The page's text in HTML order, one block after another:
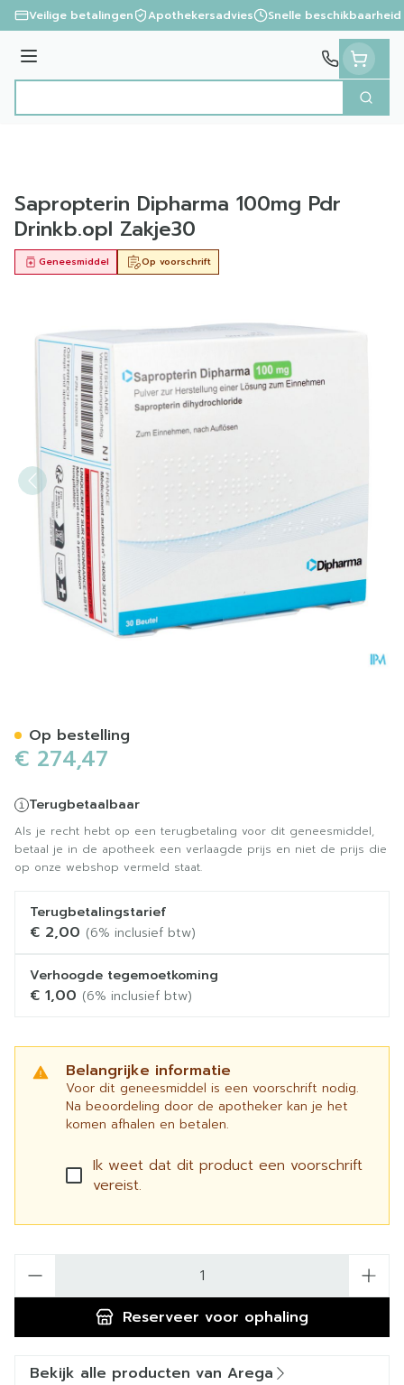
Ga naar de inhoud
Veilige betalingen Apothekersadvies Snelle beschikbaarheid
Menu
Zoek
Sapropterin Dipharma 100mg Pdr
Drinkb.opl Zakje30
Op voorschrift
Geneesmiddel
€ 274,47
Terugbetaalbaar
Als je recht hebt op een terugbetaling voor dit geneesmiddel,
betaal je in de apotheek een verlaagde prijs en niet de prijs die
op onze webshop vermeld staat.
Terugbetalingstarief
€ 2,00 (6% inclusief btw)
Verhoogde tegemoetkoming
€ 1,00 (6% inclusief btw)
Belangrijke informatie
Voor dit geneesmiddel is een voorschrift nodig.
Na beoordeling door de apotheker kan je het
komen afhalen en betalen.
Ik weet dat dit product een voorschrift
vereist.
Reserveer voor ophaling
Op bestelling
Bekijk alle producten van Arega